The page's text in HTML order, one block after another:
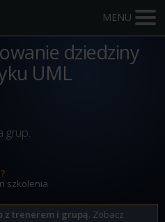
MENU
dziedziny
UML
grup.
szkolenia
z trenerem i grupą. Zobacz